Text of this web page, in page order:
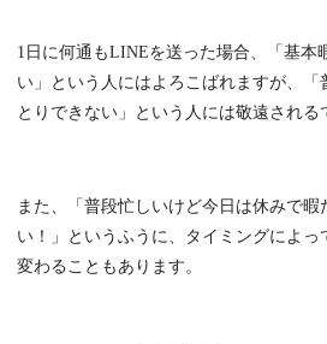
1日に何通もLINEを送った場合、「基本
い」という人にはよろこばれますが、「
とりできない」という人には敬遠される
また、「普段忙しいけど今日は休みで暇
い！」というふうに、タイミングによ
変わることもあります。